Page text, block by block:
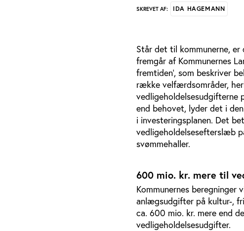
SKREVET AF: IDA HAGEMANN
Står det til kommunerne,
fremgår af Kommunernes
fremtiden’, som beskriver
række velfærdsområder,
end behovet, lyder det i
i investeringsplanen. Det
vedligeholdelsesefterslæb
svømmehaller.
600 mio. kr. mere til
Kommunernes
anlægsudgifter på kultur-,
ca. 600 mio. kr. mere end
vedligeholdelsesudgifter.